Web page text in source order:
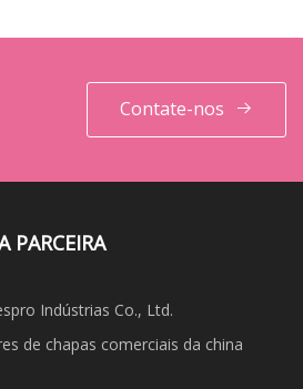
Contate-nos
PARCEIRA
Indústrias Co., Ltd.
de chapas comerciais da china